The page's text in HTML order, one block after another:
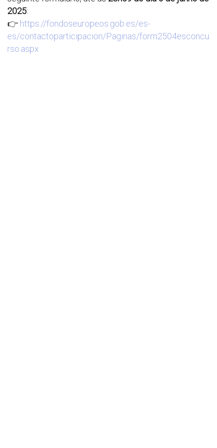
2025:
👉 https://fondoseuropeos.gob.es/es-
es/contactoparticipacion/Paginas/form2504esconcu
rso.aspx